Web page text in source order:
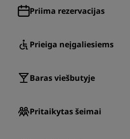
Priima rezervacijas
Prieiga neįgaliesiems
Baras viešbutyje
Pritaikytas šeimai